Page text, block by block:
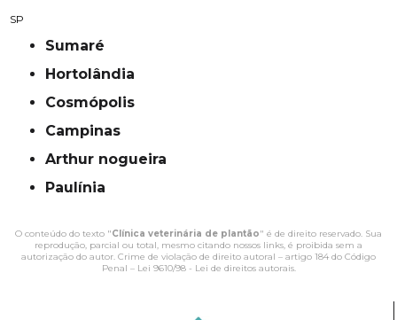
SP
Sumaré
Hortolândia
Cosmópolis
campinas
Arthur nogueira
Paulínia
O conteúdo do texto "Clínica veterinária de plantão" é de direito reservado. Sua
reprodução, parcial ou total, mesmo citando nossos links, é proibida sem a
autorização do autor. Crime de violação de direito autoral – artigo 184 do Código
Penal – Lei 9610/98 - Lei de direitos autorais.